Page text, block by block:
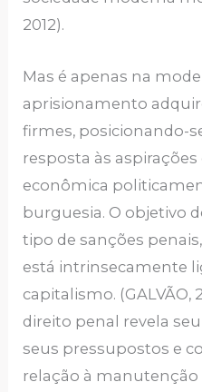
2012).
Mas é apenas na
aprisionamento
firmes, posicionando-
resposta às
econômica
burguesia. O objetivo
tipo de sanções
está intrinsecamente
capitalismo. (GALVÃO,
direito penal revela
seus pressupostos e
relação à